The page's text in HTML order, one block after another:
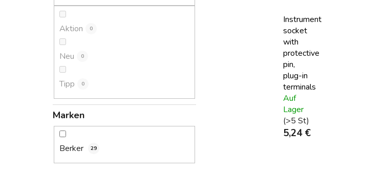
Aktion 0
Neu 0
Tipp 0
Marken
Berker 29
Instrument
socket
with
protective
pin,
plug-in
terminals
Auf
Lager
(>5 St)
5,24 €